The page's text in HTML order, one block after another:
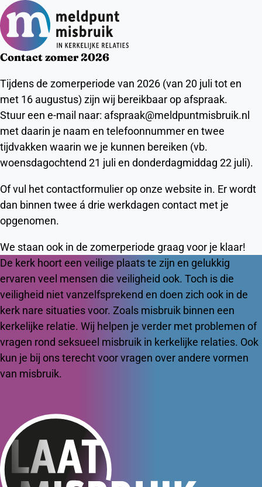
Contact zomer 2026
Tijdens de zomerperiode van 2026 (van 20 juli tot en
met 16 augustus) zijn wij bereikbaar op afspraak.
Stuur een e-mail naar: afspraak@meldpuntmisbruik.nl
met daarin je naam en telefoonnummer en twee
tijdvakken waarin we je kunnen bereiken (vb.
woensdagochtend 21 juli en donderdagmiddag 22 juli).
Of vul het contactformulier op onze website in. Er wordt
dan binnen twee á drie werkdagen contact met je
opgenomen.
We staan ook in de zomerperiode graag voor je klaar!
De kerk hoort een veilige plaats te zijn en gelukkig
ervaren veel mensen die veiligheid ook. Toch is die
veiligheid niet vanzelfsprekend en doen zich ook in de
kerk nare situaties voor. Zoals misbruik binnen een
kerkelijke relatie. Wij helpen je verder met problemen of
vragen rond seksueel misbruik in kerkelijke relaties. Ook
kun je bij ons terecht voor vragen over andere vormen
van misbruik.